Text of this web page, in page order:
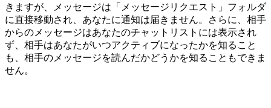
きますが、メッセージは「メッセージリクエスト」フォルダ
に直接移動され、あなたに通知は届きません。さらに、相手
からのメッセージはあなたのチャットリストには表示され
ず、相手はあなたがいつアクティブになったかを知ること
も、相手のメッセージを読んだかどうかを知ることもできま
せん。